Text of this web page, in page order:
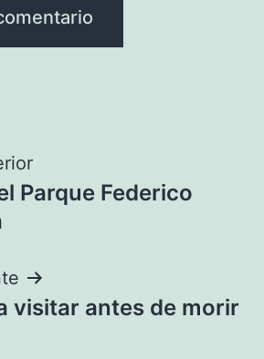
Parque Federico
visitar antes de morir